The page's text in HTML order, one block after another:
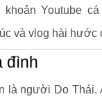
Youtube
và vlog hài hước
đình
là người Do Thái.